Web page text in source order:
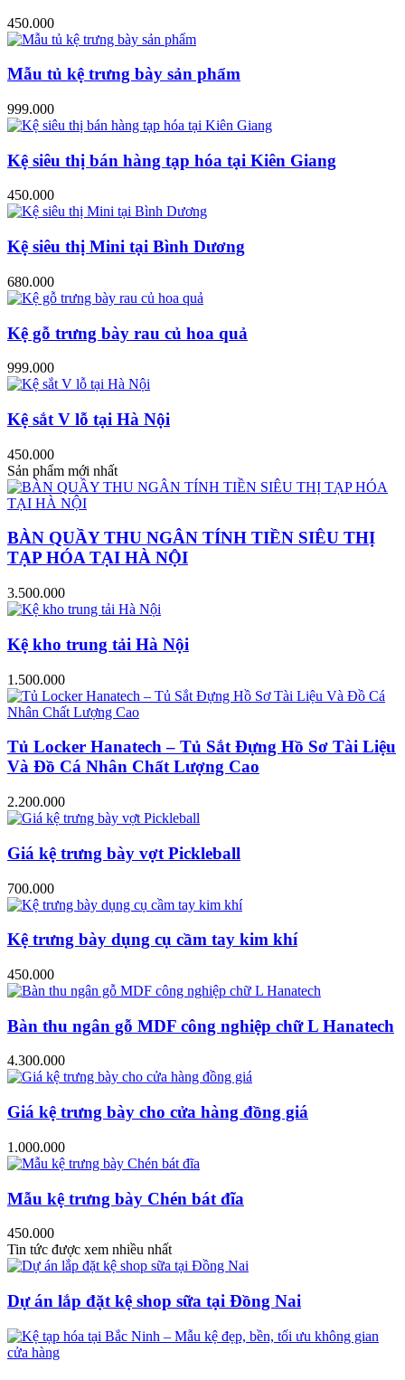
450.000
Mẫu tủ kệ trưng bày sản phẩm
999.000
Kệ siêu thị bán hàng tạp hóa tại Kiên Giang
450.000
Kệ siêu thị Mini tại Bình Dương
680.000
Kệ gỗ trưng bày rau củ hoa quả
999.000
Kệ sắt V lỗ tại Hà Nội
450.000
Sản phẩm mới nhất
BÀN QUẦY THU NGÂN TÍNH TIỀN SIÊU THỊ
TẠP HÓA TẠI HÀ NỘI
3.500.000
Kệ kho trung tải Hà Nội
1.500.000
Tủ Locker Hanatech – Tủ Sắt Đựng Hồ Sơ Tài Liệu
Và Đồ Cá Nhân Chất Lượng Cao
2.200.000
Giá kệ trưng bày vợt Pickleball
700.000
Kệ trưng bày dụng cụ cầm tay kim khí
450.000
Bàn thu ngân gỗ MDF công nghiệp chữ L Hanatech
4.300.000
Giá kệ trưng bày cho cửa hàng đồng giá
1.000.000
Mẫu kệ trưng bày Chén bát đĩa
450.000
Tin tức được xem nhiều nhất
Dự án lắp đặt kệ shop sữa tại Đồng Nai